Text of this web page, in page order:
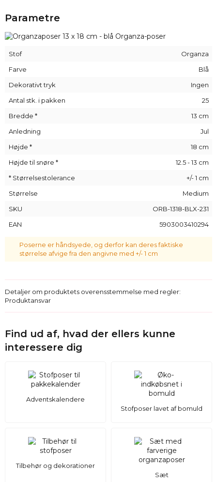
souvenirs som slik, kosmetik og parfume elegant ind, de kan
forhindrer også, at dine dyrebare smykker bliver væk - kort
deres anvendelsesmuligheder begrænses kun af din fantasi!
Vi kan også lave trykte poser ved at tilføje dit logo direkte på
Parametre
Stof
Organza
Farve
Blå
Dekorativt tryk
Ingen
Antal stk. i pakken
25
Bredde *
13 cm
Anledning
Jul
Højde *
18 cm
Højde til snøre *
12.5 - 13 cm
* Størrelsestolerance
+/- 1 cm
Størrelse
Medium
SKU
ORB-1318-BLX-231
EAN
5903003410294
Poserne er håndsyede, og derfor kan deres faktiske
størrelse afvige fra den angivne med +/- 1 cm
Detaljer om produktets overensstemmelse med regler:
Produktansvar
Find ud af, hvad der ellers kunne
interessere dig
Adventskalendere
Stofposer lavet af bomuld
Tilbehør og dekorationer
Sæt